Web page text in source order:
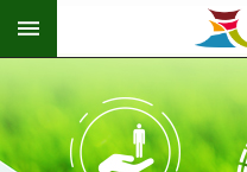
跳到主要內容區塊